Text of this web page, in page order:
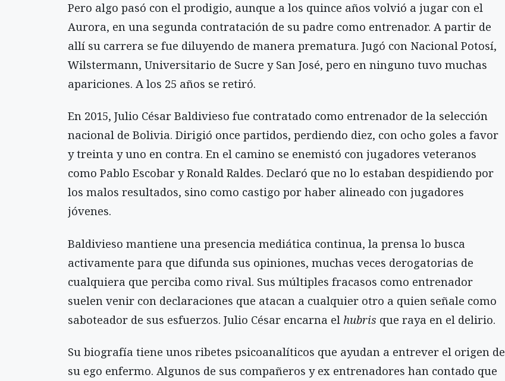
Pero algo pasó con el prodigio, aunque a los quince años volvió a jugar con el
Aurora, en una segunda contratación de su padre como entrenador. A partir de
allí su carrera se fue diluyendo de manera prematura. Jugó con Nacional Potosí,
Wilstermann, Universitario de Sucre y San José, pero en ninguno tuvo muchas
apariciones. A los 25 años se retiró.
En 2015, Julio César Baldivieso fue contratado como entrenador de la selección
nacional de Bolivia. Dirigió once partidos, perdiendo diez, con ocho goles a favor
y treinta y uno en contra. En el camino se enemistó con jugadores veteranos
como Pablo Escobar y Ronald Raldes. Declaró que no lo estaban despidiendo por
los malos resultados, sino como castigo por haber alineado con jugadores
jóvenes.
Baldivieso mantiene una presencia mediática continua, la prensa lo busca
activamente para que difunda sus opiniones, muchas veces derogatorias de
cualquiera que perciba como rival. Sus múltiples fracasos como entrenador
suelen venir con declaraciones que atacan a cualquier otro a quien señale como
saboteador de sus esfuerzos. Julio César encarna el hubris que raya en el delirio.
Su biografía tiene unos ribetes psicoanalíticos que ayudan a entrever el origen de
su ego enfermo. Algunos de sus compañeros y ex entrenadores han contado que